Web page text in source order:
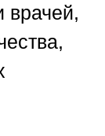
врачей,